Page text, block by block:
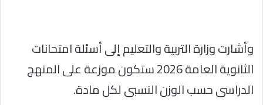
وأشارت وزارة التربية والتعليم إلى أسئلة امتحانات
الثانوية العامة 2026 ستكون موزعة على المنهج
الدراسى حسب الوزن النسبى لكل مادة.